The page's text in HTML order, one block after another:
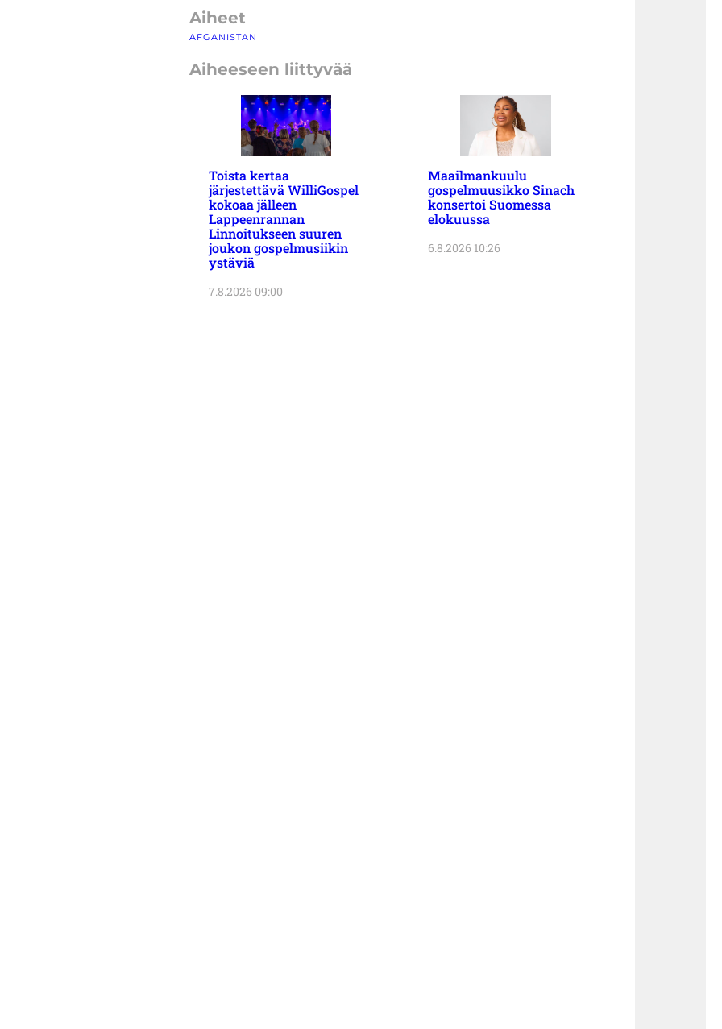
Aiheet
AFGANISTAN
Aiheeseen liittyvää
Toista kertaa
järjestettävä WilliGospel
kokoaa jälleen
Lappeenrannan
Linnoitukseen suuren
joukon gospelmusiikin
ystäviä
7.8.2026 09:00
Maailmankuulu
gospelmuusikko Sinach
konsertoi Suomessa
elokuussa
6.8.2026 10:26